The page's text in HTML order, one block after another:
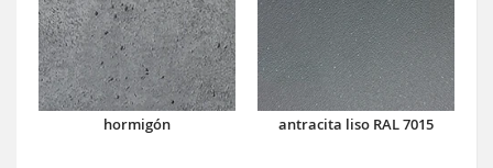
hormigón antracita liso RAL 7015